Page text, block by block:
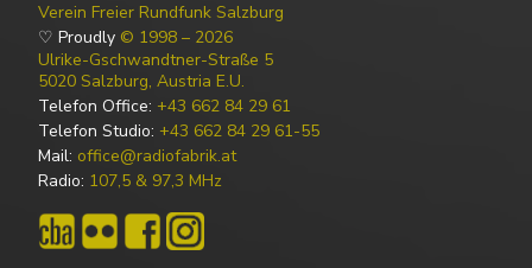
Verein Freier Rundfunk Salzburg
♡ Proudly © 1998 – 2026
Ulrike-Gschwandtner-Straße 5
5020 Salzburg, Austria E.U.
Telefon Office: +43 662 84 29 61
Telefon Studio: +43 662 84 29 61-55
Mail: office@radiofabrik.at
Radio: 107,5 & 97,3 MHz